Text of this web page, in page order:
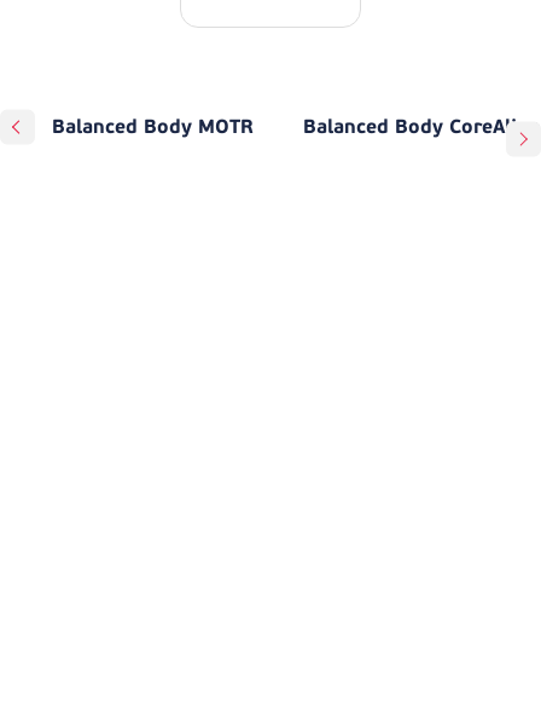
Balanced Body MOTR Balanced Body CoreAlign